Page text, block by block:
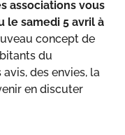
associations vous
le samedi 5 avril à
concept de
du
des envies, la
en discuter